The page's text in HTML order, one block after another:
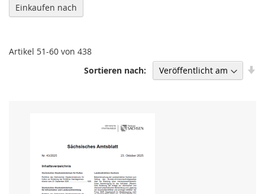
Artikel 51-60 von 438
Sortieren nach
Einkaufen nach